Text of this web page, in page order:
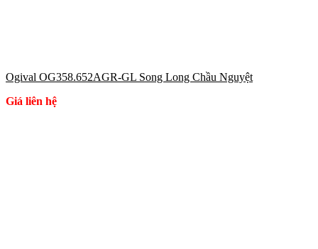
Ogival OG358.652AGR-GL Song Long Chầu Nguyệt
Giá liên hệ